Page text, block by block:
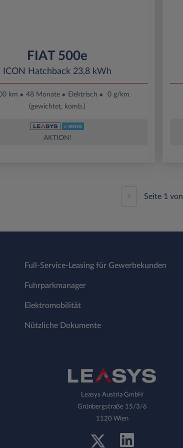
FIAT 500e
ICON Hatchback 23,8 kWh
km 48 Monate Elektrisch
0 g/km
(gewichtet, komb.)
AKTION!
Seite 1 von
Full-Service-Leasing für Gewerbekunden
Fuhrparkmanager
Elektromobilität
Nützliche Dokumente
Leasys Austria GmbH
Grünbergstraße 15/3/6
1120 Wien